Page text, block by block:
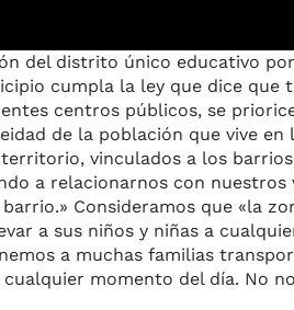
del distrito único educativo
cumpla la ley que dice que
centros públicos, se
de la población que vive en
vinculados a los
a relacionarnos con nuestros
Consideramos que «la
a sus niños y niñas a
a muchas familias
momento del día. No